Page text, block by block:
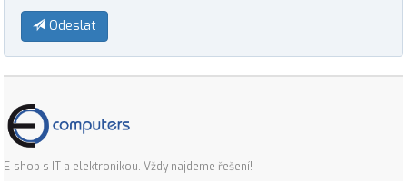
Odeslat
E-shop s IT a elektronikou. Vždy najdeme řešení!